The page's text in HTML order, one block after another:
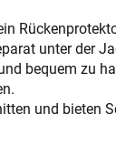
unter der
bequem zu
und bieten